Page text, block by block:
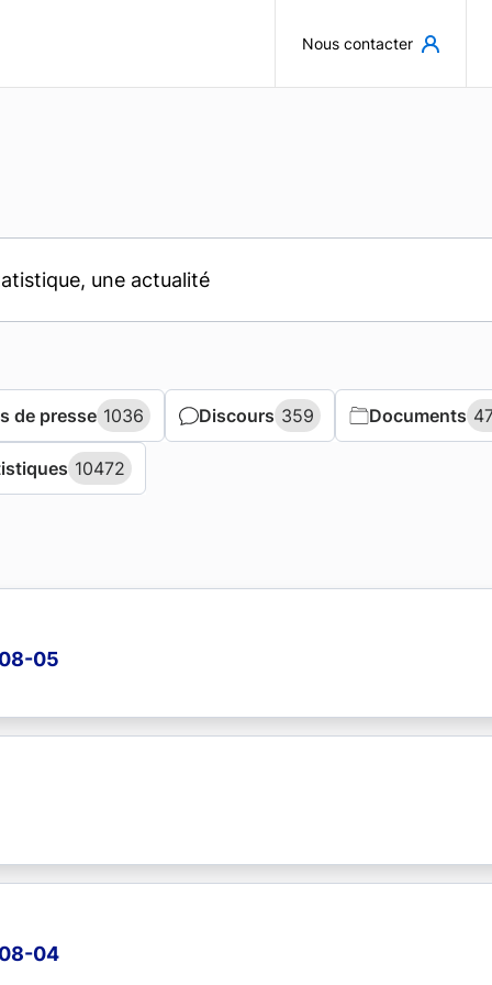
Nous contacter
de presse 1036
de presse 1036 Discours 359
Discours 359 Documents
Documents
10472
10472
05
04